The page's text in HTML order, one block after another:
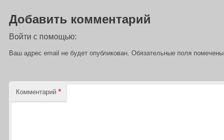
Добавить комментарий
Войти с помощью:
Ваш адрес email не будет опубликован. Обязательные поля помечены
Комментарий *